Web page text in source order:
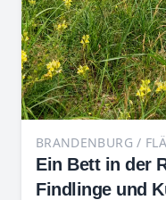
BRANDENBURG /
Ein Bett in der
Findlinge und